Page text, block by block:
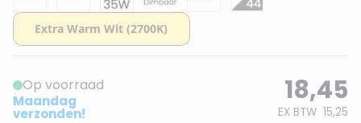
Op voorraad
Maandag
verzonden!
18,45
EX BTW 15,25